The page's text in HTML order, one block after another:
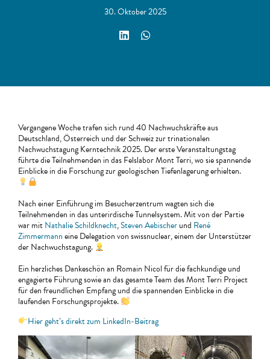
30. Oktober 2025
Vergangene Woche trafen sich rund 40 Nachwuchskräfte aus
Deutschland, Österreich und der Schweiz zur trinationalen
Nachwuchstagung Kerntechnik 2025. Der erste Veranstaltungstag
führte die Teilnehmenden in das Felslabor Mont Terri, wo sie spannende
Einblicke in die Forschung zur geologischen Tiefenlagerung erhielten.
Nach einer Einführung im Besucherzentrum wagten sich die
Teilnehmenden in das unterirdische Tunnelsystem. Mit von der Partie
war mitNathalie Schildknecht,Steven Aebischerund René
Zimmermanneine Delegation von swissnuclear, einem der Unterstützer
der Nachwuchstagung.
Ein herzliches Dankeschön an Romain Nicol für die fachkundige und
engagierte Führung sowie an das gesamte Team des Mont Terri Project
für den freundlichen Empfang und die spannenden Einblicke in die
laufenden Forschungsprojekte.
Hier geht’s direkt zum LinkedIn-Beitrag